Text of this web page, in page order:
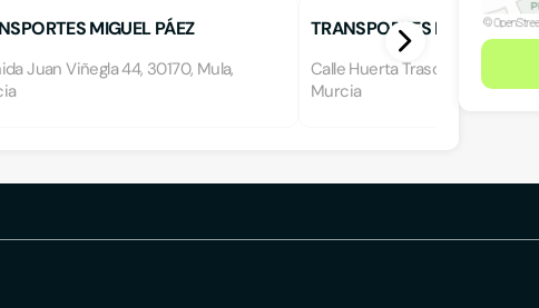
MIGUEL PÁEZ
Juan Viñegla 44, 30170, Mula,
TRANSPORTES EL PELOTO
Calle Huerta Trascastillo s/n,
Murcia